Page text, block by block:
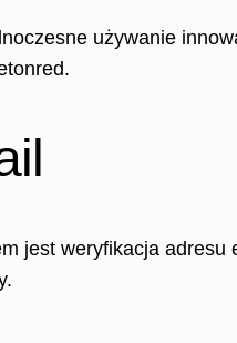
używanie
jest weryfikacja